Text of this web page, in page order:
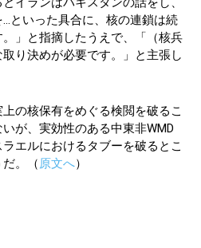
といった具合に、核の連鎖は続
」と指摘したうえで、「（核兵
り決めが必要です。」と主張し
の核保有をめぐる検閲を破るこ
が、実効性のある中東非WMD
エルにおけるタブーを破るとこ
。（原文へ）